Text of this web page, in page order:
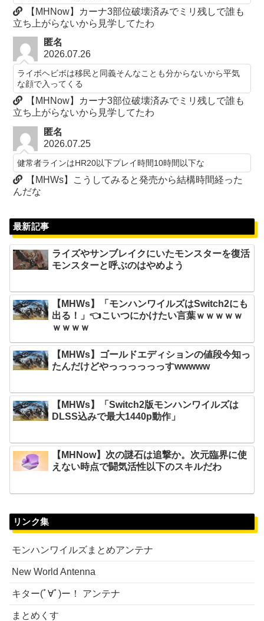
【MHNow】カーナ3部位破壊済みでミリ残しで誰も
立ち上がらないから見学してたわ
匿名
2026.07.26
ライボヘビボは移民と同義そんなことも分からないから平気
な顔で入ってくる
【MHNow】カーナ3部位破壊済みでミリ残しで誰も
立ち上がらないから見学してたわ
匿名
2026.07.25
健常者ラインはHR20以下プレイ時間10時間以下な
【MHWs】こうしてみると発売から結構時間経った
んだな
最新記事
ライズやサンブレイクにいたモンスターを復活
モンスターと呼ぶのはやめよう
【MHWs】「モンハンワイルズはSwitch2にも
出る！」👈こいつにかけたい言葉ｗｗｗｗｗ
ｗｗｗｗ
【MHWs】ゴールドエディションの値段今知っ
たんだけどやっっっっっっすwwwww
【MHWs】「Switch2版モンハンワイルズは
DLSS込みで最大1440p動作」
【MHNow】次の謎石は追撃か。次元臨界に使
えない時点で闘気活性以下のスキルだわ
リンク集
モンハンワイルズまとめアンテナ
New World Antenna
キター(ﾟ∀ﾟ)ー！ アンテナ
まとめくす